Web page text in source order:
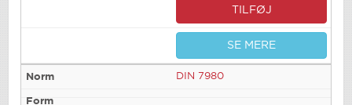
TILFØJ
SE MERE
DIN 7980